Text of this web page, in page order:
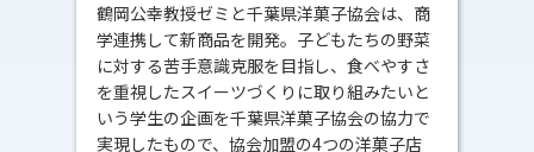
鶴岡公幸教授ゼミと千葉県洋菓子協会は、商
学連携して新商品を開発。子どもたちの野菜
に対する苦手意識克服を目指し、食べやすさ
を重視したスイーツづくりに取り組みたいと
いう学生の企画を千葉県洋菓子協会の協力で
実現したもので、協会加盟の4つの洋菓子店